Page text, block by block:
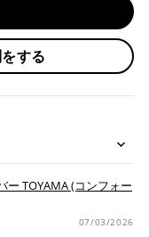
1週間程度で発送さ
する場合もござい
項について同意い
車種専用の純正シ
スムーズなお支払
。
ド・楽天ポイン
ります。
ットカードは
込）以上の場合
できかねます。
する
ー TOYAMA (コンフォー
07/03/2026